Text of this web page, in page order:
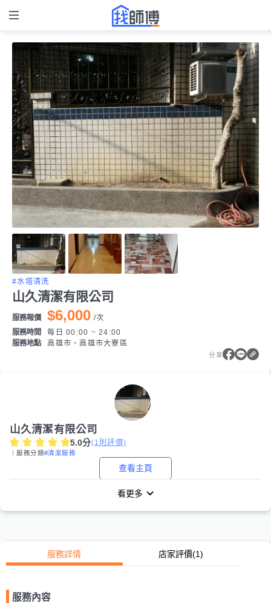
#水塔清洗
山久清潔有限公司
服務報價 $6,000 /次
服務時間
每日 00:00 ~ 24:00
服務地點
高雄市、高雄市大寮區
分享
山久清潔有限公司
5.0分(1 則評價)
｜服務分類#清潔服務
查看主頁
看更多
服務詳情 店家評價(1)
服務內容